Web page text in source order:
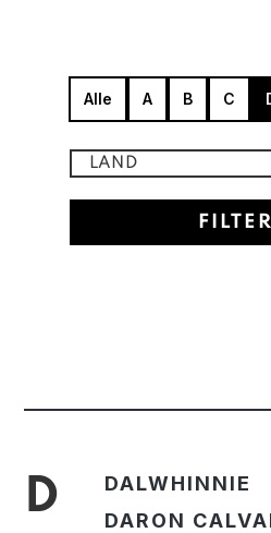
Alle A B C
D
DALWHINNIE
DARON